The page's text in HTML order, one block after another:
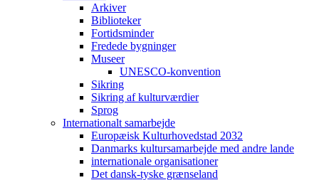
Arkiver
Biblioteker
Fortidsminder
Fredede bygninger
Museer
UNESCO-konvention
Sikring
Sikring af kulturværdier
Sprog
Internationalt samarbejde
Europæisk Kulturhovedstad 2032
Danmarks kultursamarbejde med andre lande
internationale organisationer
Det dansk-tyske grænseland